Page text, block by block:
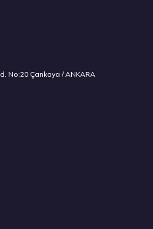
No:20 Çankaya / ANKARA